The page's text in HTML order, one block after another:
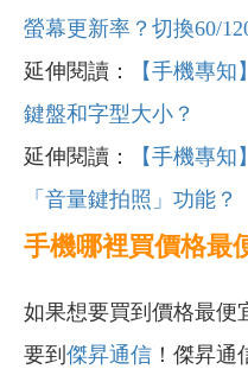
螢幕更新率？切換60/
延伸閱讀：
【手機專
鍵盤和字型大小？
延伸閱讀：
【手機專
「音量鍵拍照」功能？
手機哪裡買價格最
如果想要買到價格最便
要到 傑昇通信 ！傑昇